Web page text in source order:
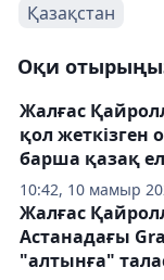
Қазақстан
Оқи
10:42, 10 мамыр
Жалғас
қол жеткізген
барша қазақ
Жалғас
Астанадағы
"алтынға"